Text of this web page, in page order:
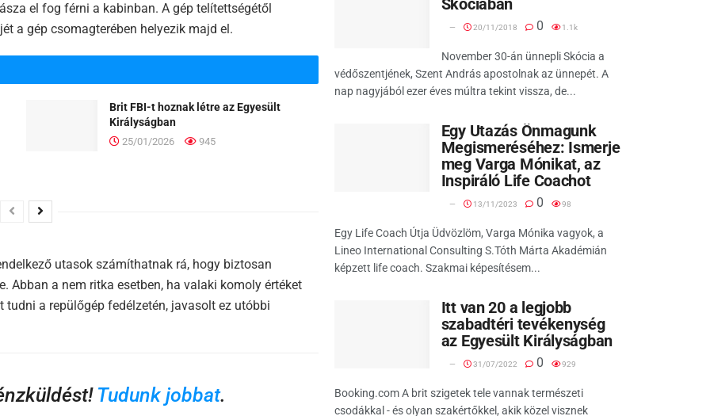
el fog férni a kabinban. A gép telítettségétől
a gép csomagterében helyezik majd el.
Brit FBI-t hoznak létre az Egyesült
Királyságban
25/01/2026 945
utasok számíthatnak rá, hogy biztosan
Abban a nem ritka esetben, ha valaki komoly értéket
a repülőgép fedélzetén, javasolt ez utóbbi
Tudunk jobbat.
Skóciában
20/11/2018 0 1.1k
November 30-án ünnepli Skócia a
védőszentjének, Szent András apostolnak az ünnepét. A
nap nagyjából ezer éves múltra tekint vissza, de...
Egy Utazás Önmagunk
Megismeréséhez: Ismerje
meg Varga Mónikat, az
Inspiráló Life Coachot
13/11/2023 0 98
Egy Life Coach Útja Üdvözlöm, Varga Mónika vagyok, a
Lineo International Consulting S.Tóth Márta Akadémián
képzett life coach. Szakmai képesítésem...
Itt van 20 a legjobb
szabadtéri tevékenység
az Egyesült Királyságban
31/07/2022 0 929
Booking.com A brit szigetek tele vannak természeti
csodákkal - és olyan szakértőkkel, akik közel visznek